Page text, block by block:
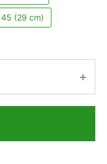
45 (29 cm)